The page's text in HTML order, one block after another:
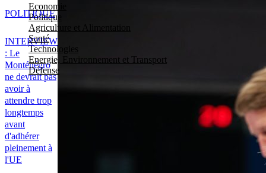
Economie
Politique
Agriculture et Alimentation
Santé
Technologies
Energie, Environnement et Transport
Défense
INTERVIEW
: Le
Monténégro
ne devrait pas
avoir à
attendre trop
longtemps
avant
d'adhérer
pleinement à
l'UE
POLITIQUE